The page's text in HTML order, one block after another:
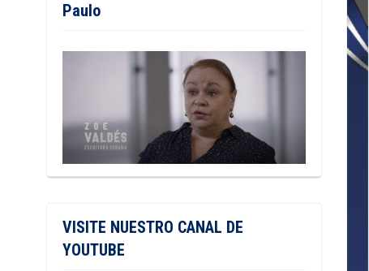
Paulo
VISITE NUESTRO CANAL DE
YOUTUBE